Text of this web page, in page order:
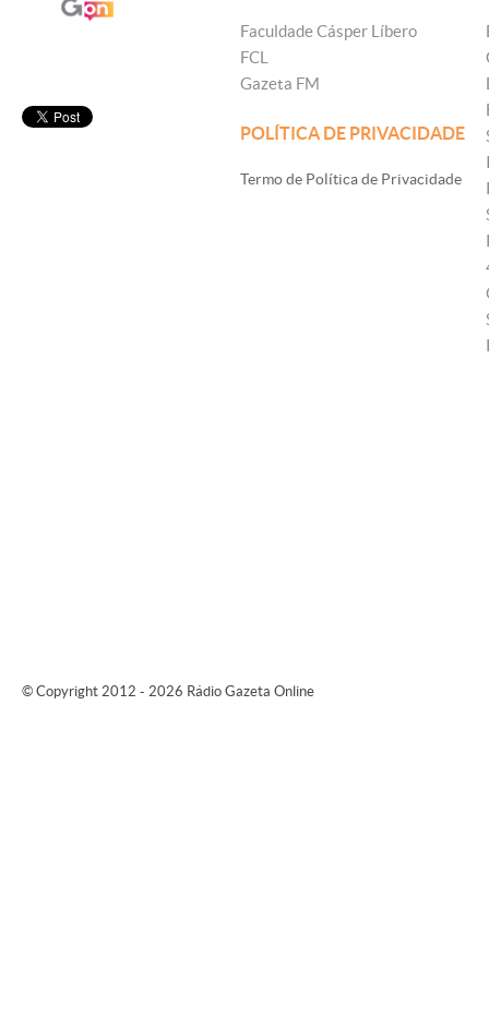
Faculdade Cásper Líbero
FCL
Gazeta FM
POLÍTICA DE PRIVACIDADE
Termo de Política de Privacidade
© Copyright 2012 - 2026 Rádio Gazeta Online